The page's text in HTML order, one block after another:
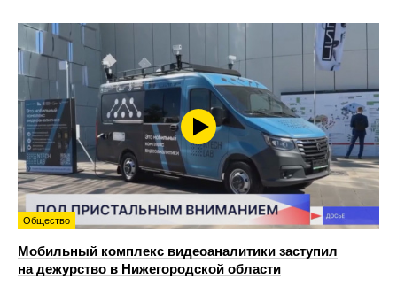
Общество
Мобильный комплекс видеоаналитики заступил
на дежурство в Нижегородской области